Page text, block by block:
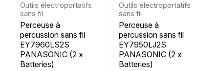
Outils électroportatifs
sans fil
Perceuse à
percussion sans fil
EY7960LS2S
PANASONIC (2 x
Batteries)
Outils électroportatifs
sans fil
Perceuse à
percussion sans fil
EY7950LJ2S
PANASONIC (2 x
Batteries)